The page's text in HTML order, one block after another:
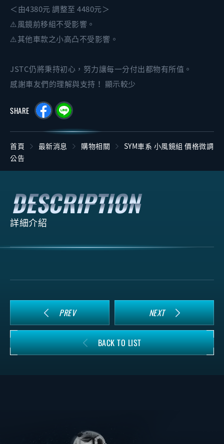
＜由4380元 調整至 4480元＞
⚠️風鏡前移組不受影響。
⚠️其他車款之小高凸不受影響。
JSTC仍將秉持初心，努力讓每一分付出都物有所值。
感謝車友們的理解與支持！ 顯示較少
SHARE
首頁 最新消息 購物相關
SYM車系 小風鏡組 價格微調
公告
詳細介紹
PREV NEXT
BACK TO LIST